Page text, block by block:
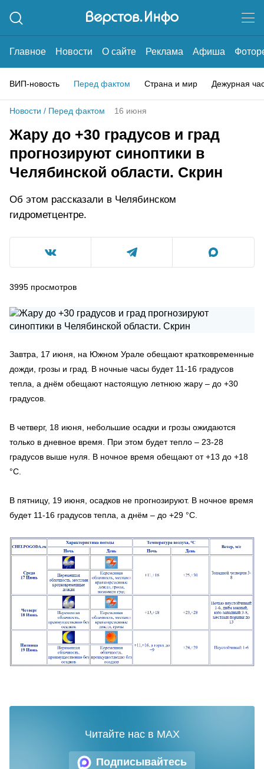
Главное Новости О сайте Реклама Афиша
ВИП-новость Перед фактом Страна и мир Дежурная
Новости / Перед фактом 16 июня
Жару до +30 градусов и град
прогнозируют синоптики в
Челябинской области. Скрин
Об этом рассказали в Челябинском
гидрометцентре.
3995 просмотров
Завтра, 17 июня, на Южном Урале обещают кратковременные
дожди, грозы и град. В ночные часы будет 11-16 градусов
тепла, а днём обещают настоящую летнюю жару – до +30
градусов.
В четверг, 18 июня, небольшие осадки и грозы ожидаются
только в дневное время. При этом будет тепло – 23-28
градусов выше нуля. В ночное время обещают от +13 до +18
°C.
В пятницу, 19 июня, осадков не прогнозируют. В ночное время
будет 11-16 градусов тепла, а днём – до +29 °C.
Подписывайтесь
Читайте нас в MAX